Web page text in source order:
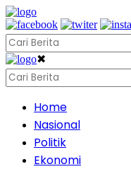
✖
Home
Nasional
Politik
Ekonomi